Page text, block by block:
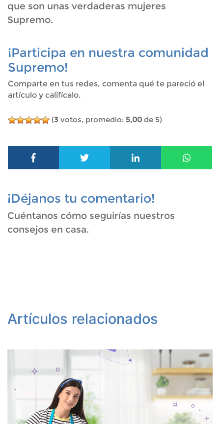
que son unas verdaderas mujeres
Supremo.
¡Participa en nuestra comunidad
Supremo!
Comparte en tus redes, comenta qué te pareció el
artículo y califícalo.
(3votos, promedio: 5,00de 5)
¡Déjanos tu comentario!
Cuéntanos cómo seguirías nuestros
consejos en casa.
Artículos relacionados